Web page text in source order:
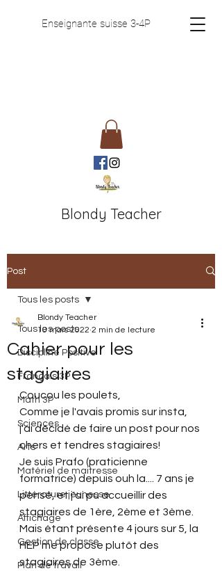
Enseignante suisse 3-4P
Blondy Teacher
Post
Tous les posts
Discipline Positive
Français 3P
Math 3P
Sciences
Arts
Matériel de maitresse
Littérature jeunesse
Affichage
Gestion de classe
Plan de travail
Tous les posts
Cahier pour les
stagiaires
Blondy Teacher
10 mars 2022 2 min de lecture
Coucou les poulets,
Comme je l'avais promis sur insta,
j'ai décidé de faire un post pour nos
chers et tendres stagiaires!
Je suis Prafo (praticienne
formatrice) depuis ouh la.... 7 ans je
pense, et j'ai pu accueillir des
stagiaires de 1ère, 2ème et 3ème.
Mais étant présente 4 jours sur 5, la
HEP me propose plutôt des
stagiaires de 3ème.